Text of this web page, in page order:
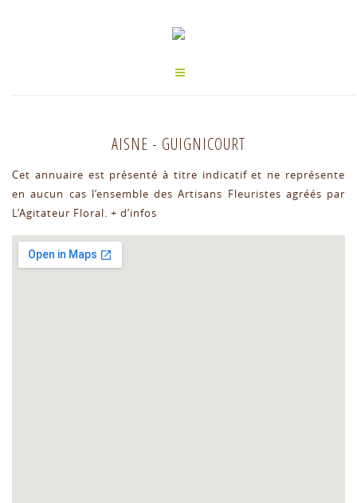
AISNE - GUIGNICOURT
Cet annuaire est présenté à titre indicatif et ne représente
en aucun cas l’ensemble des Artisans Fleuristes agréés par
L’Agitateur Floral. + d’infos